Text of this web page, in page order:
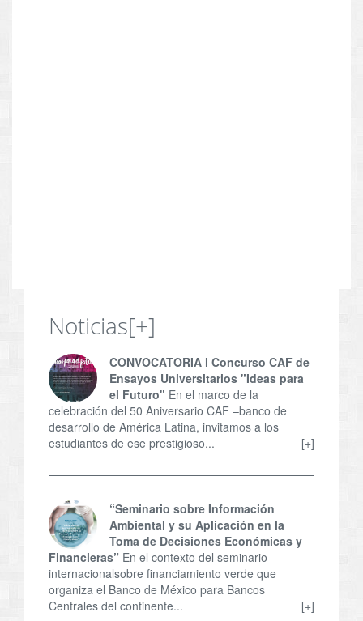
Noticias[+]
CONVOCATORIA l Concurso CAF de
Ensayos Universitarios "Ideas para
el Futuro" En el marco de la
celebración del 50 Aniversario CAF –banco de
desarrollo de América Latina, invitamos a los
estudiantes de ese prestigioso...
[+]
“Seminario sobre Información
Ambiental y su Aplicación en la
Toma de Decisiones Económicas y
Financieras” En el contexto del seminario
internacionalsobre financiamiento verde que
organiza el Banco de México para Bancos
Centrales del continente...
[+]